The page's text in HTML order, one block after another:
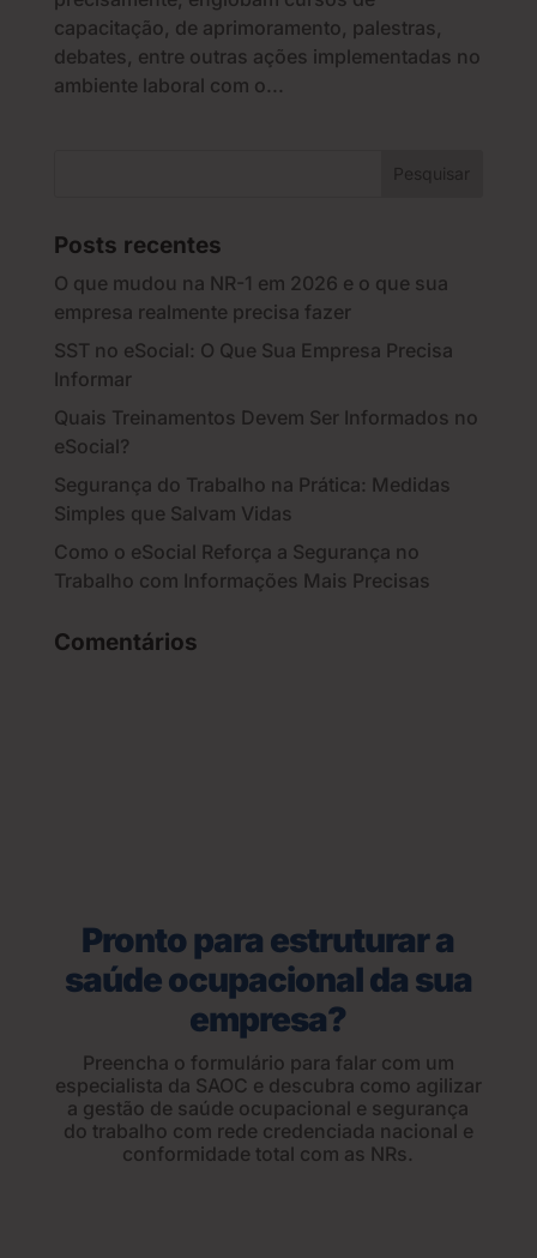
capacitação, de aprimoramento, palestras,
debates, entre outras ações implementadas no
ambiente laboral com o...
Posts recentes
O que mudou na NR-1 em 2026 e o que sua
empresa realmente precisa fazer
SST no eSocial: O Que Sua Empresa Precisa
Informar
Quais Treinamentos Devem Ser Informados no
eSocial?
Segurança do Trabalho na Prática: Medidas
Simples que Salvam Vidas
Como o eSocial Reforça a Segurança no
Trabalho com Informações Mais Precisas
Comentários
Pronto para estruturar a
saúde ocupacional da sua
empresa?
Preencha o formulário para falar com um
especialista da SAOC e descubra como agilizar
a gestão de saúde ocupacional e segurança
do trabalho com rede credenciada nacional e
conformidade total com as NRs.